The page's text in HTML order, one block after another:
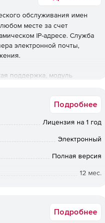
обслуживания имен
месте за счет
IP-адресе. Служба
электронной почты,
поддержка, модуль
необходимый сервер.
пользователю связывать
даже если при
имя службы DNS2Go
среде имя, выбираемое
уровня (например,
Подробнее
Лицензия на 1 год
Электронный
Полная версия
12 мес.
Подробнее